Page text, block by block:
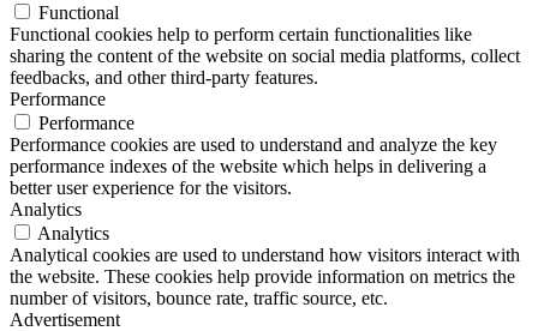
Functional
Functional cookies help to perform certain functionalities like
sharing the content of the website on social media platforms, collect
feedbacks, and other third-party features.
Performance
Performance
Performance cookies are used to understand and analyze the key
performance indexes of the website which helps in delivering a
better user experience for the visitors.
Analytics
Analytics
Analytical cookies are used to understand how visitors interact with
the website. These cookies help provide information on metrics the
number of visitors, bounce rate, traffic source, etc.
Advertisement